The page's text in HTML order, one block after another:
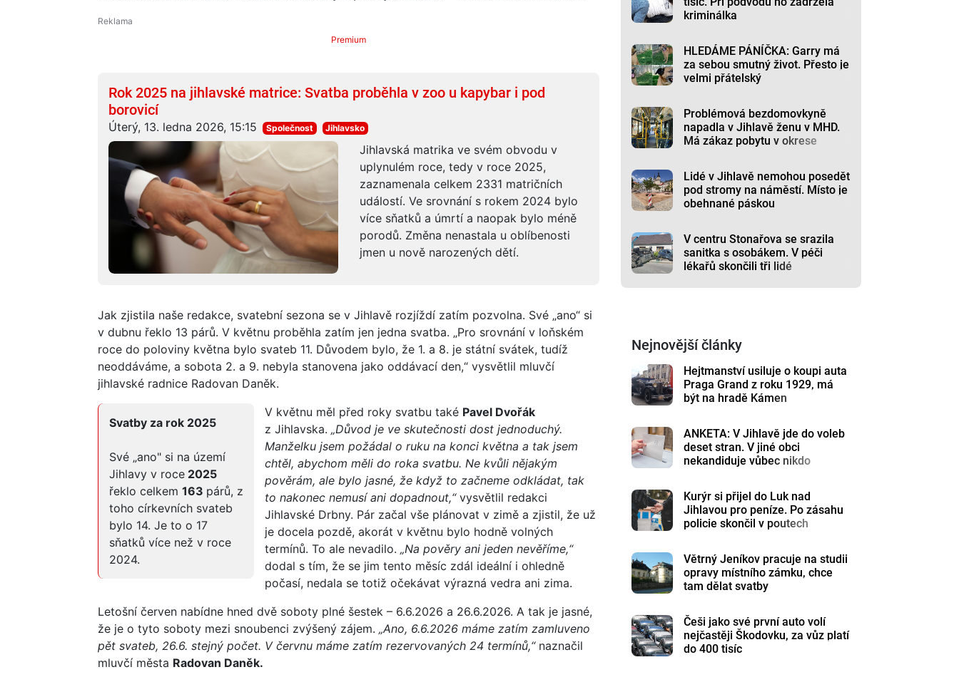
Premium
Rok 2025 na jihlavské matrice: Svatba proběhla v zoo u kapybar i pod
borovicí
Úterý, 13. ledna 2026, 15:15 Společnost Jihlavsko
Jihlavská matrika ve svém obvodu v
uplynulém roce, tedy v roce 2025,
zaznamenala celkem 2331 matričních
událostí. Ve srovnání s rokem 2024 bylo
více sňatků a úmrtí a naopak bylo méně
porodů. Změna nenastala u oblíbenosti
jmen u nově narozených dětí.
Jak zjistila naše redakce, svatební sezona se v Jihlavě rozjíždí zatím pozvolna. Své „ano“ si
v dubnu řeklo 13 párů. V květnu proběhla zatím jen jedna svatba. „Pro srovnání v loňském
roce do poloviny května bylo svateb 11. Důvodem bylo, že 1. a 8. je státní svátek, tudíž
neoddáváme, a sobota 2. a 9. nebyla stanovena jako oddávací den,“ vysvětlil mluvčí
jihlavské radnice Radovan Daněk.
Svatby za rok 2025
Své „ano" si na území
Jihlavy v roce 2025
řeklo celkem 163 párů, z
toho církevních svateb
bylo 14. Je to o 17
sňatků více než v roce
2024.
V květnu měl před roky svatbu také Pavel Dvořák
z Jihlavska.„Důvod je ve skutečnosti dost jednoduchý.
Manželku jsem požádal o ruku na konci května a tak jsem
chtěl, abychom měli do roka svatbu. Ne kvůli nějakým
pověrám, ale bylo jasné, že když to začneme odkládat, tak
to nakonec nemusí ani dopadnout,“vysvětlil redakci
Jihlavské Drbny. Pár začal vše plánovat v zimě a zjistil, že už
je docela pozdě, akorát v květnu bylo hodně volných
termínů. To ale nevadilo.„Na pověry ani jeden nevěříme,“
dodal s tím, že se jim tento měsíc zdál ideální i ohledně
počasí, nedala se totiž očekávat výrazná vedra ani zima.
Letošní červen nabídne hned dvě soboty plné šestek – 6.6.2026 a 26.6.2026. A tak je jasné,
že je o tyto soboty mezi snoubenci zvýšený zájem. „Ano, 6.6.2026 máme zatím zamluveno
pět svateb, 26.6. stejný počet. V červnu máme zatím rezervovaných 24 termínů,“naznačil
mluvčí města Radovan Daněk.
kriminálka
HLEDÁME PÁNÍČKA: Garry má
za sebou smutný život. Přesto je
velmi přátelský
Problémová bezdomovkyně
napadla v Jihlavě ženu v MHD.
Má zákaz pobytu v okrese
Lidé v Jihlavě nemohou posedět
pod stromy na náměstí. Místo je
obehnané páskou
V centru Stonařova se srazila
sanitka s osobákem. V péči
lékařů skončili tři lidé
Nejnovější články
Hejtmanství usiluje o koupi auta
Praga Grand z roku 1929, má
být na hradě Kámen
ANKETA: V Jihlavě jde do voleb
deset stran. V jiné obci
nekandiduje vůbec nikdo
Kurýr si přijel do Luk nad
Jihlavou pro peníze. Po zásahu
policie skončil v poutech
Větrný Jeníkov pracuje na studii
opravy místního zámku, chce
tam dělat svatby
Češi jako své první auto volí
nejčastěji Škodovku, za vůz platí
do 400 tisíc